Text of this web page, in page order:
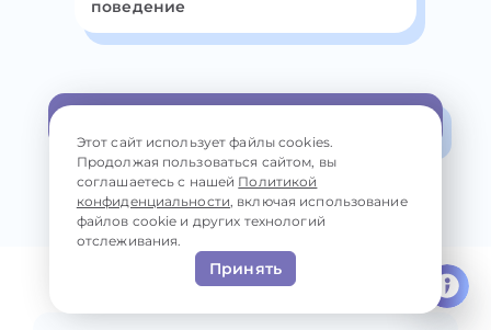
поведение
Этот сайт использует файлы cookies.
Продолжая пользоваться сайтом, вы
соглашаетесь с нашей Политикой
конфиденциальности, включая использование
файлов cookie и других технологий
отслеживания.
Принять